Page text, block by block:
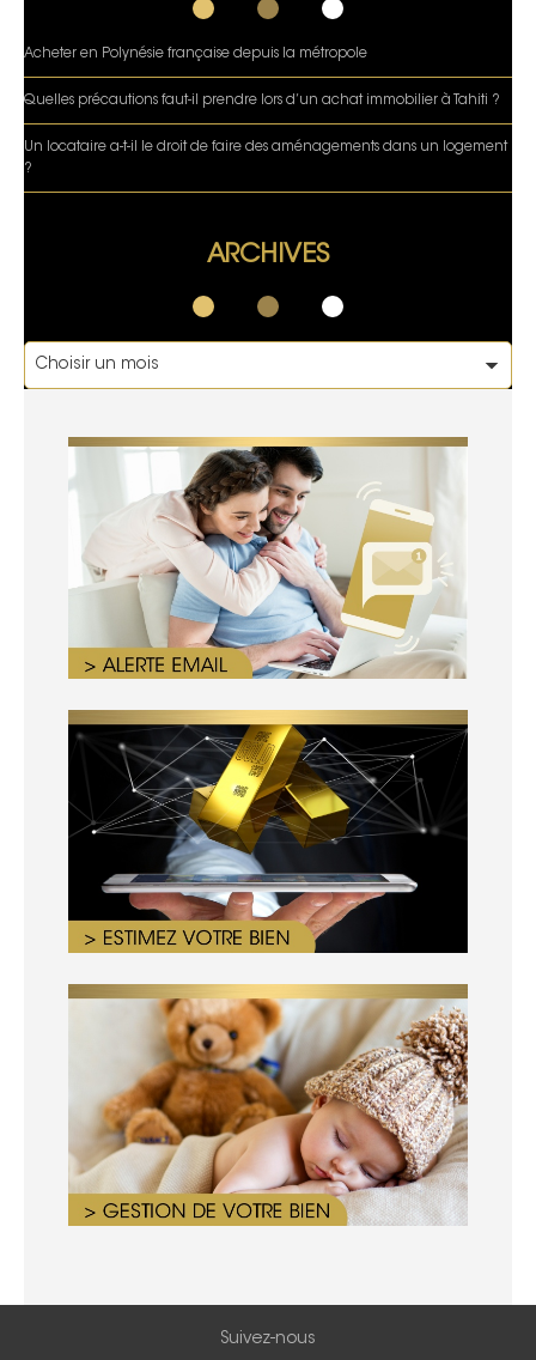
Acheter en Polynésie française depuis la métropole
Quelles précautions faut-il prendre lors d’un achat immobilier à Tahiti ?
Un locataire a-t-il le droit de faire des aménagements dans un logement
?
ARCHIVES
Suivez-nous